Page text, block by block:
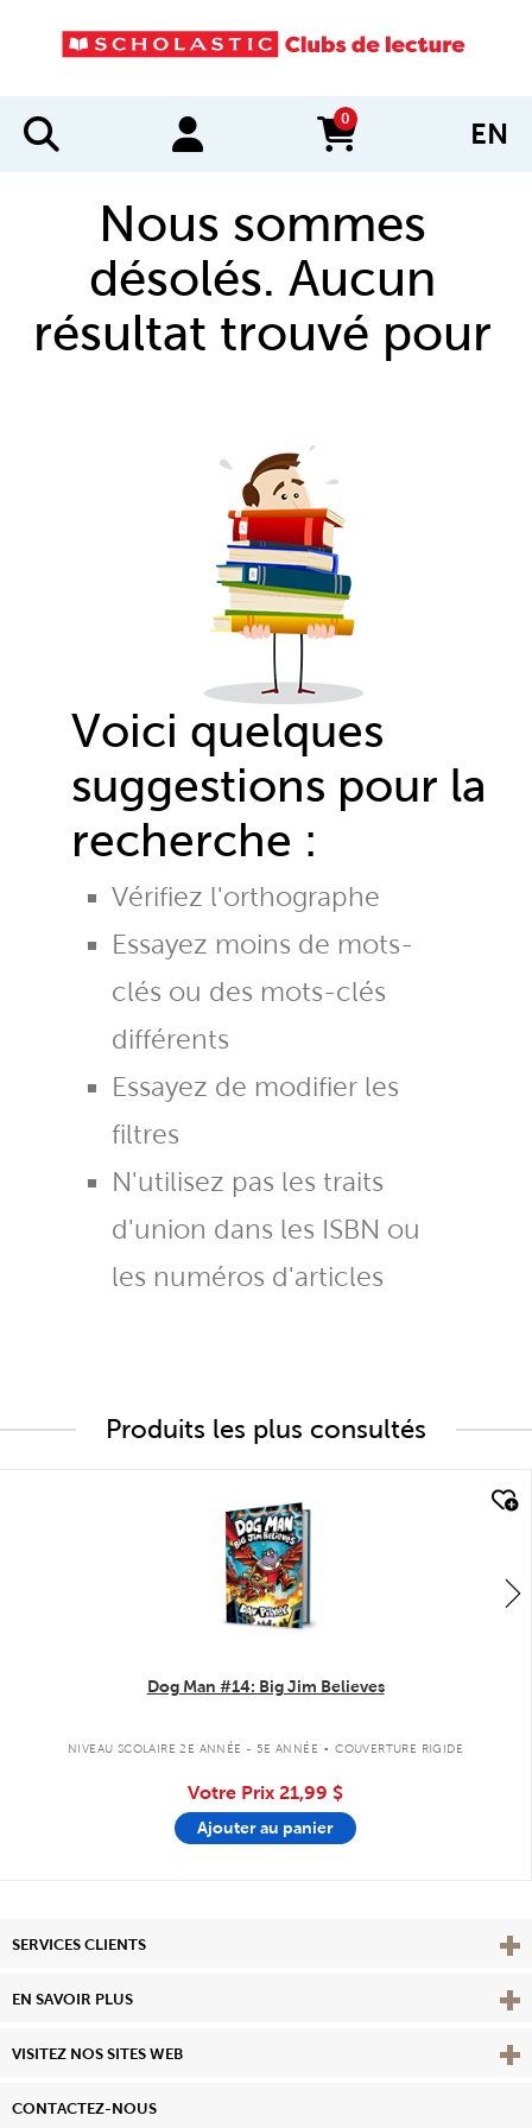
0
items in cart EN
Nous sommes
désolés. Aucun
résultat trouvé pour
Voici quelques
suggestions pour la
recherche :
Vérifiez l'orthographe
Essayez moins de mots-
clés ou des mots-clés
différents
Essayez de modifier les
filtres
N'utilisez pas les traits
d'union dans les ISBN ou
les numéros d'articles
Produits les plus consultés
Dog Man #14: Big Jim Believes
NIVEAU SCOLAIRE 2E ANNÉE - 5E ANNÉE . COUVERTURE RIGIDE
Votre Prix 21,99 $
Ajouter au panier
SERVICES CLIENTS
EN SAVOIR PLUS View
VISITEZ NOS SITES WEB
CONTACTEZ-NOUS